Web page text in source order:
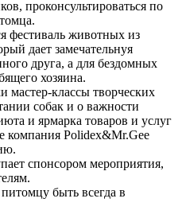
проконсультироваться по
фестиваль животных из
дает замечательнуя
друга, а для бездомных
хозяина.
мастер-классы творческих
собак и о важности
и ярмарка товаров и услуг
компания Polidex&Mr.Gee
спонсором мероприятия,
быть всегда в